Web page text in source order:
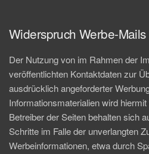
Widerspruch Werbe-Mails
Der Nutzung von im Rahmen der
veröffentlichten Kontaktdaten zur
ausdrücklich angeforderter
Informationsmaterialien wird
Betreiber der Seiten behalten sich
Schritte im Falle der unverlangten
Werbeinformationen, etwa durch